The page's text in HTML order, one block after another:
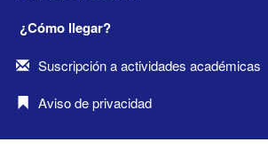
¿Cómo llegar?
Suscripción a actividades académicas
Aviso de privacidad